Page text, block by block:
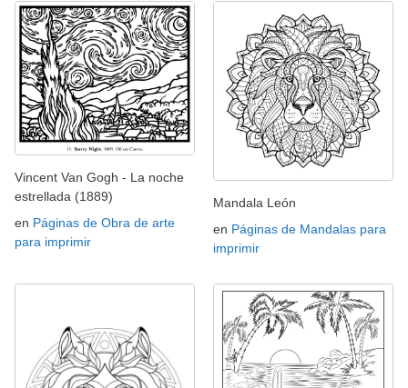
Vincent Van Gogh - La noche
estrellada (1889)
en Páginas de Obra de arte
para imprimir
Mandala León
en Páginas de Mandalas para
imprimir